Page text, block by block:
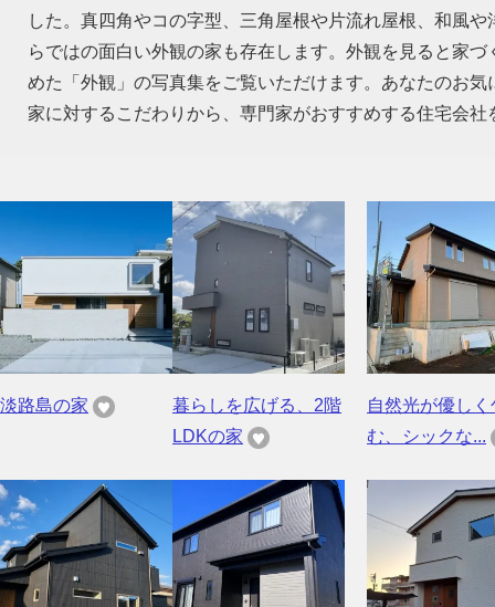
した。真四角やコの字型、三角屋根や片流れ屋根、和風
らではの面白い外観の家も存在します。外観を見ると家
めた「外観」の写真集をご覧いただけます。あなたのお
家に対するこだわりから、専門家がおすすめする住宅会社
淡路島の家
暮らしを広げる、2階
LDKの家
自然光が優しく
む、シックな...